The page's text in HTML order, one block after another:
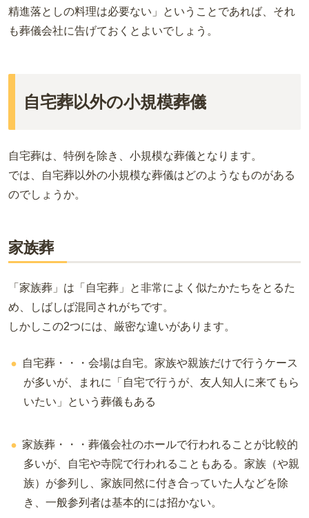
精進落としの料理は必要ない」ということであれば、それ
も葬儀会社に告げておくとよいでしょう。
自宅葬以外の小規模葬儀
自宅葬は、特例を除き、小規模な葬儀となります。
では、自宅葬以外の小規模な葬儀はどのようなものがある
のでしょうか。
家族葬
「家族葬」は「自宅葬」と非常によく似たかたちをとるた
め、しばしば混同されがちです。
しかしこの2つには、厳密な違いがあります。
自宅葬・・・会場は自宅。家族や親族だけで行うケース
が多いが、まれに「自宅で行うが、友人知人に来てもら
いたい」という葬儀もある
家族葬・・・葬儀会社のホールで行われることが比較的
多いが、自宅や寺院で行われることもある。家族（や親
族）が参列し、家族同然に付き合っていた人などを除
き、一般参列者は基本的には招かない。